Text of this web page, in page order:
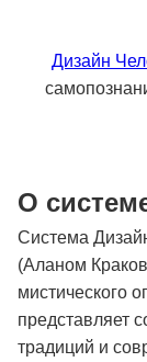
Дизайн
О
Система
(Аланом
мистического
представляет
традиций и